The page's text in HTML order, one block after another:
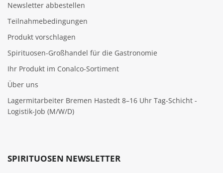
Newsletter abbestellen
Teilnahmebedingungen
Produkt vorschlagen
Spirituosen-Großhandel für die Gastronomie
Ihr Produkt im Conalco-Sortiment
Über uns
Lagermitarbeiter Bremen Hastedt 8–16 Uhr Tag-Schicht -
Logistik-Job (M/W/D)
SPIRITUOSEN NEWSLETTER